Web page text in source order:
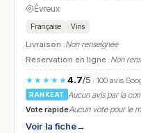
Évreux
Française Vins
Livraison :Non renseignée
Réservation en ligne :Non
★★★★★4.7/5· 100 avis
RANKEAT
Aucun avis par la
Vote rapideAucun vote pour le
Voir la fiche→